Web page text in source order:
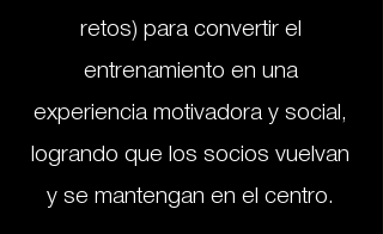
retos) para convertir el
entrenamiento en una
experiencia motivadora y social,
logrando que los socios vuelvan
y se mantengan en el centro.